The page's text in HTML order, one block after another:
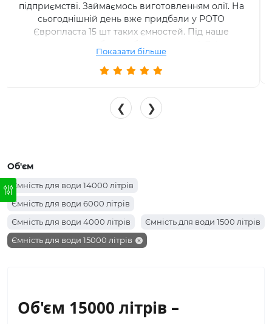
сегодняшний день. Но порадовало то, что дают
гарантию два года и у этого производителя есть
все сертификаты качества, что емкость пищевая.
Показати більше
❮ ❯
Об'єм
Ємність для води 14000 літрів
Ємність для води 6000 літрів
Ємність для води 4000 літрів
Ємність для води 1500 літрів
Ємність для води 15000 літрів
Ємність для води 2000 літрів
Ємність для води 1000 літрів
Об'єм 15000 літрів –